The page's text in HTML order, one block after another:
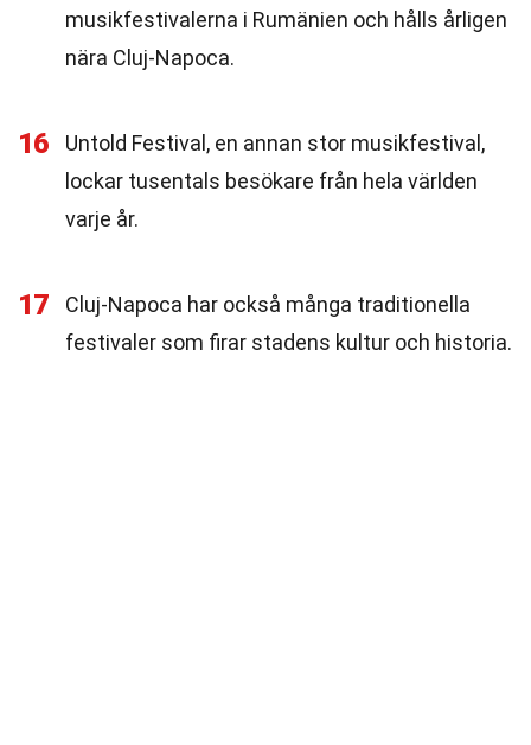
musikfestivalerna i Rumänien och hålls årligen
nära Cluj-Napoca.
16
Untold Festival, en annan stor musikfestival,
lockar tusentals besökare från hela världen
varje år.
17
Cluj-Napoca har också många traditionella
festivaler som firar stadens kultur och historia.